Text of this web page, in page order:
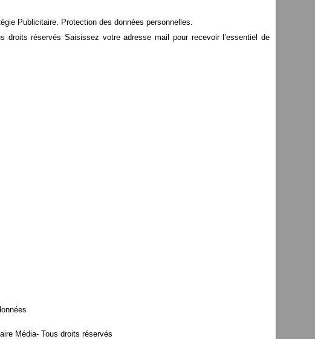
Publicitaire. Protection des données personnelles.
droits réservés Saisissez votre adresse mail pour recevoir l’essentiel de
Média- Tous droits réservés